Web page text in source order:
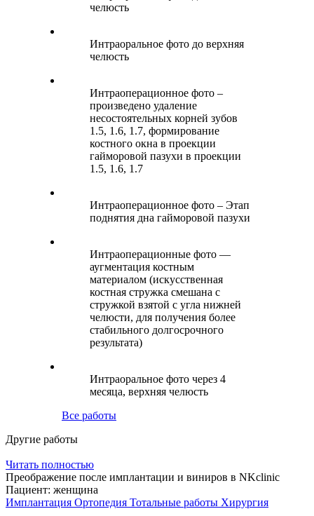
челюсть
Интраоральное фото до верхняя
челюсть
Интраоперационное фото –
произведено удаление
несостоятельных корней зубов
1.5, 1.6, 1.7, формирование
костного окна в проекции
гайморовой пазухи в проекции
1.5, 1.6, 1.7
Интраоперационное фото – Этап
поднятия дна гайморовой пазухи
Интраоперационные фото —
аугментация костным
материалом (искусственная
костная стружка смешана с
стружкой взятой с угла нижней
челюсти, для получения более
стабильного долгосрочного
результата)
Интраоральное фото через 4
месяца, верхняя челюсть
Все работы
Другие работы
Читать полностью
Преображение после имплантации и виниров в NKclinic
Пациент: женщина
Имплантация Ортопедия Тотальные работы Хирургия